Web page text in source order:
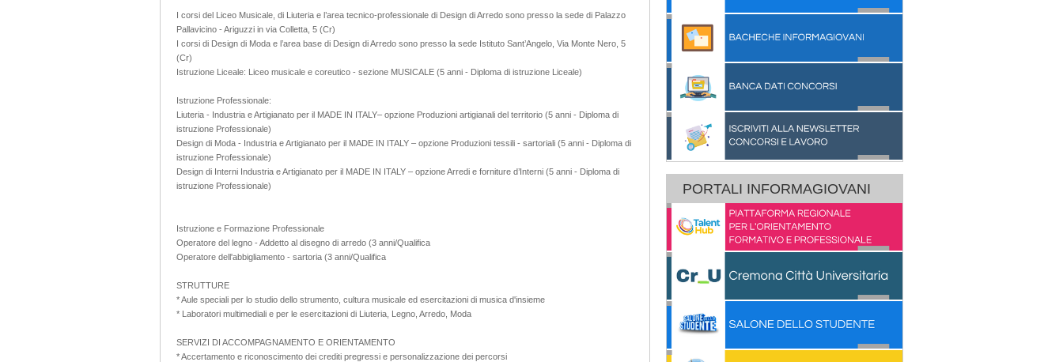
I corsi del Liceo Musicale, di Liuteria e l’area tecnico-professionale di Design di Arredo sono presso la sede di Palazzo
Pallavicino - Ariguzzi in via Colletta, 5 (Cr)
I corsi di Design di Moda e l’area base di Design di Arredo sono presso la sede Istituto Sant’Angelo, Via Monte Nero, 5
(Cr)
Istruzione Liceale: Liceo musicale e coreutico - sezione MUSICALE (5 anni - Diploma di istruzione Liceale)
Istruzione Professionale:
Liuteria - Industria e Artigianato per il MADE IN ITALY– opzione Produzioni artigianali del territorio (5 anni - Diploma di
istruzione Professionale)
Design di Moda - Industria e Artigianato per il MADE IN ITALY – opzione Produzioni tessili - sartoriali (5 anni - Diploma di
istruzione Professionale)
Design di Interni Industria e Artigianato per il MADE IN ITALY – opzione Arredi e forniture d’Interni (5 anni - Diploma di
istruzione Professionale)
Istruzione e Formazione Professionale
Operatore del legno - Addetto al disegno di arredo (3 anni/Qualifica
Operatore dell'abbigliamento - sartoria (3 anni/Qualifica
STRUTTURE
* Aule speciali per lo studio dello strumento, cultura musicale ed esercitazioni di musica d'insieme
* Laboratori multimediali e per le esercitazioni di Liuteria, Legno, Arredo, Moda
SERVIZI DI ACCOMPAGNAMENTO E ORIENTAMENTO
* Accertamento e riconoscimento dei crediti pregressi e personalizzazione dei percorsi
PORTALI INFORMAGIOVANI